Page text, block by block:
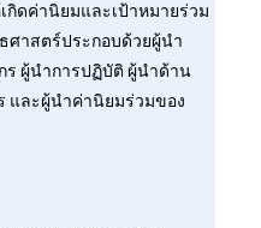
กิดค่านิยมและเป้าหมายร่วม
ศาสตร์ประกอบด้วยผู้นำ
ร ผู้นำการปฏิบัติ ผู้นำด้าน
และผู้นำค่านิยมร่วมของ